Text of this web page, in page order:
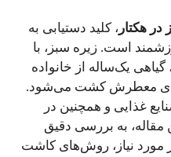
در هکتار ، کلید دستیابی به
است. زیره سبز، با
، گیاهی یک‌ساله از خانواده
معطرش کشت می‌شود.
غذایی و همچنین در
مقاله، به بررسی دقیق
مورد نیاز، روش‌های کاشت